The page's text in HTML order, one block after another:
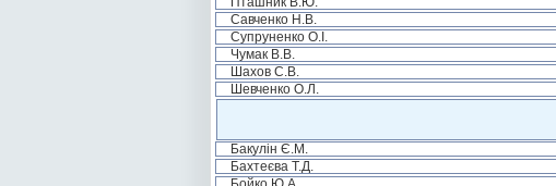
Савченко Н.В.
Супруненко О.І.
Чумак В.В.
Шахов С.В.
Шевченко О.Л.
Бакулін Є.М.
Бахтеєва Т.Д.